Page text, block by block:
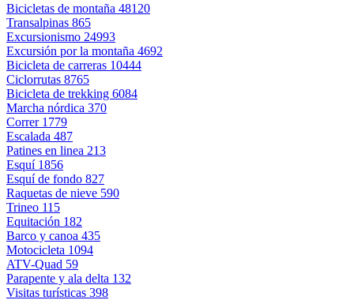
Bicicletas de montaña 48120
Transalpinas 865
Excursionismo 24993
Excursión por la montaña 4692
Bicicleta de carreras 10444
Ciclorrutas 8765
Bicicleta de trekking 6084
Marcha nórdica 370
Correr 1779
Escalada 487
Patines en linea 213
Esquí 1856
Esquí de fondo 827
Raquetas de nieve 590
Trineo 115
Equitación 182
Barco y canoa 435
Motocicleta 1094
ATV-Quad 59
Parapente y ala delta 132
Visitas turísticas 398